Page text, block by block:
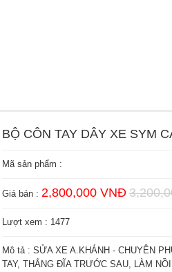
BỘ CÔN TAY DÂY XE SYM
Mã sản phẩm :
Giá bán : 2,800,000 VNĐ
Lượt xem : 1477
Mô tả : SỬA XE A.KHÁNH - CHUYÊN
TAY, THẮNG ĐĨA TRƯỚC SAU, LÀM